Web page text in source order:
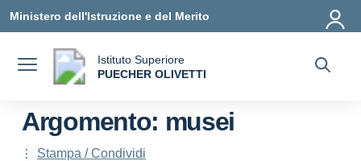
Ministero dell'Istruzione e del Merito
Istituto Superiore
PUECHER OLIVETTI
Argomento: musei
Stampa / Condividi